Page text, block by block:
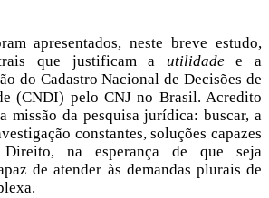
apresentados, neste breve estudo,
que justificam a utilidadee a
do Cadastro Nacional de Decisões de
(CNDI) pelo CNJ no Brasil. Acredito
missão da pesquisa jurídica: buscar, a
constantes, soluções capazes
na esperança de que seja
de atender às demandas plurais de